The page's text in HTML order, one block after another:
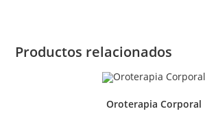
Productos relacionados
Oroterapia Corporal